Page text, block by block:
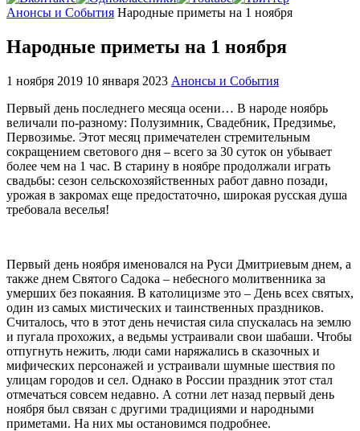
Главная
Анонсы и События Народные приметы на 1 ноября
Народные приметы на 1 ноября
1 ноября 2019 10 января 2023 Анонсы и События
Первый день последнего месяца осени… В народе ноябрь
величали по-разному: Полузимник, Свадебник, Предзимье,
Первозимье. Этот месяц примечателен стремительным
сокращением светового дня – всего за 30 суток он убывает
более чем на 1 час. В старину в ноябре продолжали играть
свадьбы: сезон сельскохозяйственных работ давно позади,
урожая в закромах еще предостаточно, широкая русская душа
требовала веселья!
Первый день ноября именовался на Руси Дмитриевым днем, а
также днем Святого Садока – небесного молитвенника за
умерших без покаяния. В католицизме это – День всех святых,
один из самых мистических и таинственных праздников.
Считалось, что в этот день нечистая сила спускалась на землю
и пугала прохожих, а ведьмы устраивали свои шабаши. Чтобы
отпугнуть нежить, люди сами наряжались в сказочных и
мифических персонажей и устраивали шумные шествия по
улицам городов и сел. Однако в России праздник этот стал
отмечаться совсем недавно. А сотни лет назад первый день
ноября был связан с другими традициями и народными
приметами. На них мы остановимся подробнее.